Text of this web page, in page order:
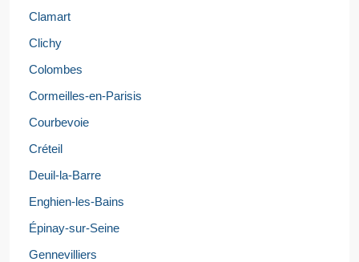
Clamart
Clichy
Colombes
Cormeilles-en-Parisis
Courbevoie
Créteil
Deuil-la-Barre
Enghien-les-Bains
Épinay-sur-Seine
Gennevilliers